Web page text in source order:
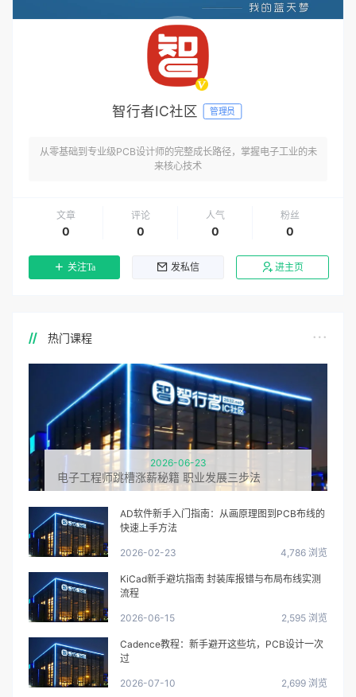
智行者IC社区 管理员
从零基础到专业级PCB设计师的完整成长路径，掌握电子工业的未
来核心技术
文章
0
评论
0
人气
0
粉丝
0
关注Ta 发私信 进主页
热门课程
2026-06-23
电子工程师跳槽涨薪秘籍 职业发展三步法
AD软件新手入门指南：从画原理图到PCB布线的
快速上手方法
2026-02-23 4,786 浏览
KiCad新手避坑指南 封装库报错与布局布线实测
流程
2026-06-15 2,595 浏览
Cadence教程：新手避开这些坑，PCB设计一次
过
2026-07-10 2,699 浏览